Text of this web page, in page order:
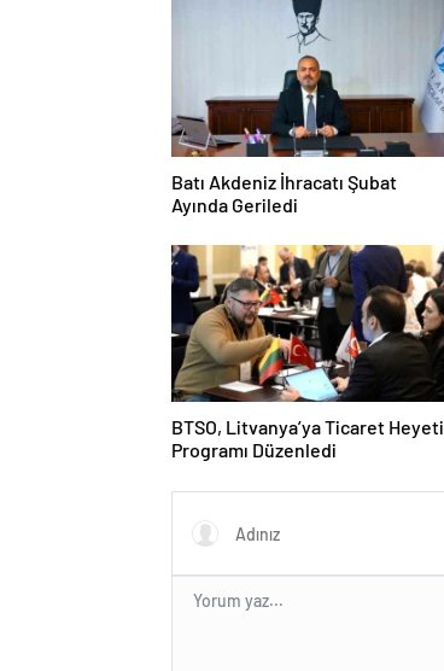
Batı Akdeniz İhracatı Şubat
Ayında Geriledi
BTSO, Litvanya’ya Ticaret Heyeti
Programı Düzenledi